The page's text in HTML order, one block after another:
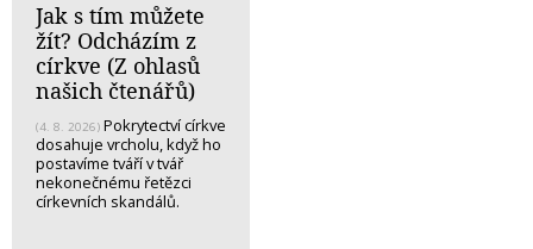
Jak s tím můžete
žít? Odcházím z
církve (Z ohlasů
našich čtenářů)
(4. 8. 2026) Pokrytectví církve
dosahuje vrcholu, když ho
postavíme tváří v tvář
nekonečnému řetězci
církevních skandálů.